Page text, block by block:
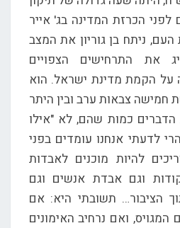
לפני הכרזת המדינה בג' אייר
ניתח בן גוריון את המצב
את התרחישים הצפויים
על הקמת מדינת ישראל. הוא
חמישה צבאות ערב ובין היתר
כמות שהם, לא "אילו
לדעתי אנחנו עומדים בפני
להיות מוכנים לאבדות
וגם אבדת אנשים וגם
הציבור… תשובתי היא: אם
המגויס, ואם נרחיב האימונים